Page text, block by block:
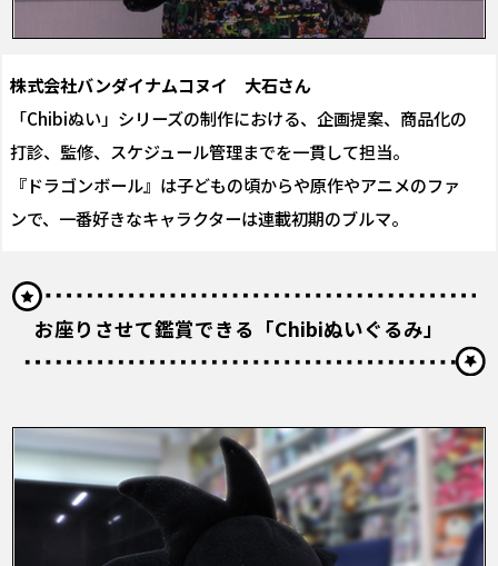
株式会社バンダイナムコヌイ 大石さん
「Chibiぬい」シリーズの制作における、企画提案、商品化の
打診、監修、スケジュール管理までを一貫して担当。
『ドラゴンボール』は子どもの頃からや原作やアニメのファ
ンで、一番好きなキャラクターは連載初期のブルマ。
お座りさせて鑑賞できる「Chibiぬいぐるみ」